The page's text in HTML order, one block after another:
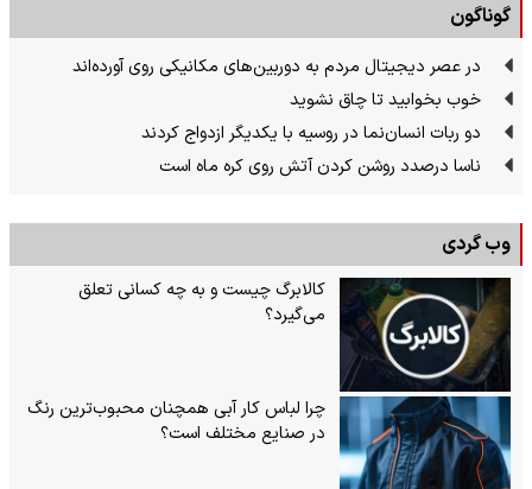
گوناگون
در عصر دیجیتال مردم به دوربین‌های مکانیکی روی آورده‌اند
خوب بخوابید تا چاق نشوید
دو ربات انسان‌نما در روسیه با یکدیگر ازدواج کردند
ناسا درصدد روشن کردن آتش روی کره ماه است
وب گردی
کالابرگ چیست و به چه کسانی تعلق
می‌گیرد؟
چرا لباس کار آبی همچنان محبوب‌ترین رنگ
در صنایع مختلف است؟